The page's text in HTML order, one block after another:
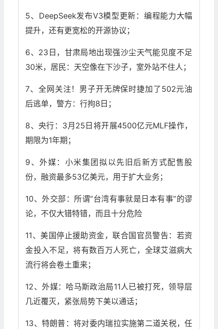
5、DeepSeek发布V3模型更新：编程能力大幅
提升，还有更宽松的开源协议；
6、23日，甘肃局地出现强沙尘天气能见度不足
30米，居民：天空像在下沙子，室外站不住人；
7、全网关注！男子开无牌保时捷加了502元油
后逃单，警方：行拘8日；
8、央行：3月25日将开展4500亿元MLF操作，
期限为1年期；
9、外媒：小米集团拟以先旧后新方式配售股
份，融资最多53亿美元，用于扩大业务；
10、外交部：所谓“台湾有事就是日本有事”的谬
论，不仅大错特错，而且十分危险
11、美国停止援助资金，联合国官员警告：若资
金投入不足，将有数百万人死亡，全球艾滋病大
流行将会卷土重来；
12、外媒：哈马斯政治局11人已被打死，领导层
几近覆灭，紧张局势下美以通话；
13、特朗普：将对委内瑞拉实施第二道关税，任